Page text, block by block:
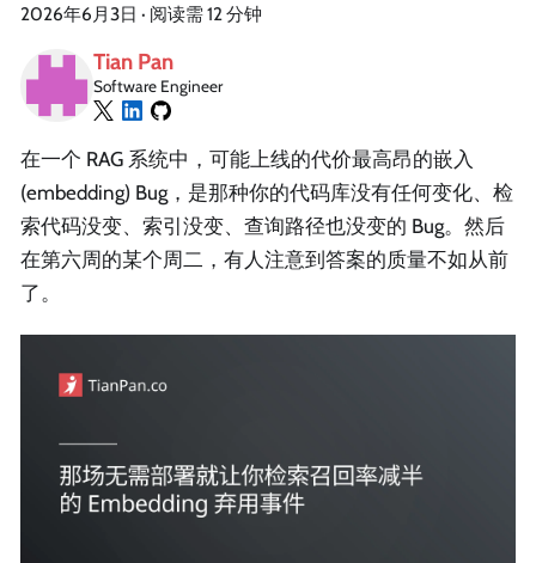
2026年6月3日 · 阅读需 12 分钟
Tian Pan
Software Engineer
在一个 RAG 系统中，可能上线的代价最高昂的嵌入
(embedding) Bug，是那种你的代码库没有任何变化、检
索代码没变、索引没变、查询路径也没变的 Bug。然后
在第六周的某个周二，有人注意到答案的质量不如从前
了。